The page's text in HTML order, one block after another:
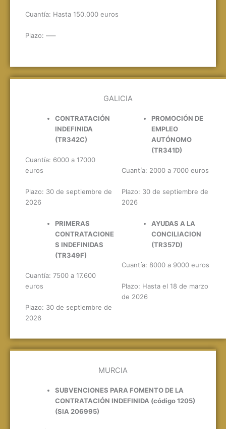
Cuantía: Hasta 150.000 euros
Plazo: —–
GALICIA
CONTRATACIÓN
INDEFINIDA
(TR342C)
Cuantía: 6000 a 17000
euros
Plazo: 30 de septiembre de
2026
PRIMERAS
CONTRATACIONE
S INDEFINIDAS
(TR349F)
Cuantía: 7500 a 17.600
euros
Plazo: 30 de septiembre de
2026
PROMOCIÓN DE
EMPLEO
AUTÓNOMO
(TR341D)
Cuantía: 2000 a 7000 euros
Plazo: 30 de septiembre de
2026
AYUDAS A LA
CONCILIACION
(TR357D)
Cuantía: 8000 a 9000 euros
Plazo: Hasta el 18 de marzo
de 2026
MURCIA
SUBVENCIONES PARA FOMENTO DE LA
CONTRATACIÓN INDEFINIDA (código 1205)
(SIA 206995)